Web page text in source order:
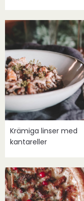
Krämiga linser med
kantareller